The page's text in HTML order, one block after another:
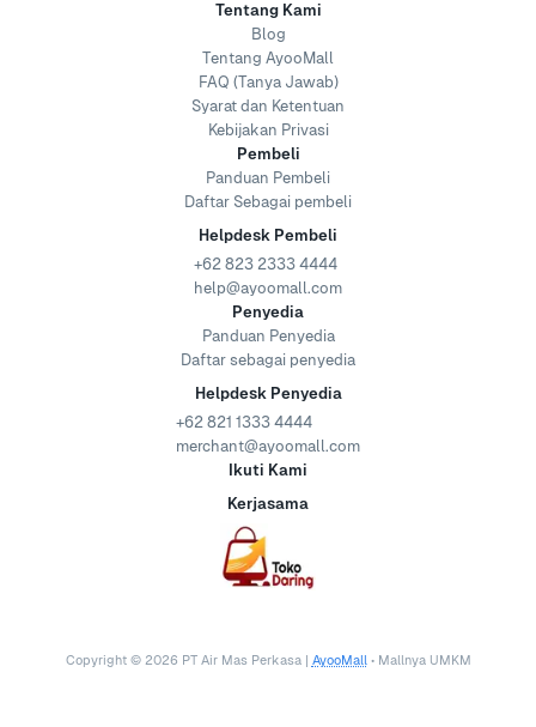
Tentang Kami
Blog
Tentang AyooMall
FAQ (Tanya Jawab)
Syarat dan Ketentuan
Kebijakan Privasi
Pembeli
Panduan Pembeli
Daftar Sebagai pembeli
Helpdesk Pembeli
+62 823 2333 4444
help@ayoomall.com
Penyedia
Panduan Penyedia
Daftar sebagai penyedia
Helpdesk Penyedia
+62 821 1333 4444
merchant@ayoomall.com
Ikuti Kami
Kerjasama
Copyright © 2026 PT Air Mas Perkasa | AyooMall • Mallnya UMKM